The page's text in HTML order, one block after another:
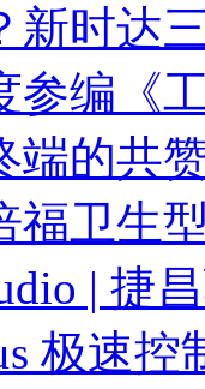
新时达
参编《
端的共
福卫生
| 捷
极速